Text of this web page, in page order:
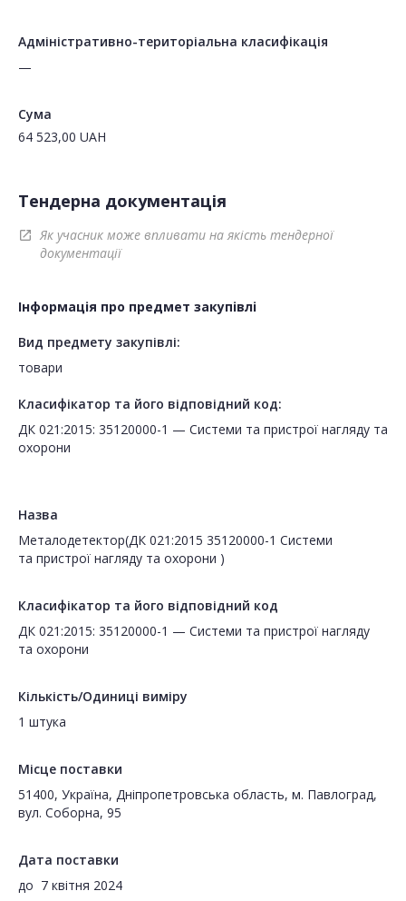
Адміністративно-територіальна класифікація
—
Сума
64 523,00 UAH
Тендерна документація
open_in_new
Як учасник може впливати на якість тендерної
документації
Інформація про предмет закупівлі
Вид предмету закупівлі:
товари
Класифікатор та його відповідний код:
ДК 021:2015: 35120000-1 — Системи та пристрої нагляду та
охорони
Назва
Металодетектор(ДК 021:2015 35120000-1 Системи
та пристрої нагляду та охорони )
Класифікатор та його відповідний код
ДК 021:2015: 35120000-1 — Системи та пристрої нагляду
та охорони
Кількість/Одиниці виміру
1 штука
Місце поставки
51400, Україна, Дніпропетровська область, м. Павлоград,
вул. Соборна, 95
Дата поставки
до 7 квітня 2024